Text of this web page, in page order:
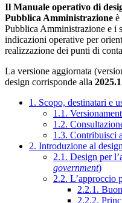
Il Manuale operativo di
Pubblica Amministrazione è
Pubblica Amministrazione e i
indicazioni operative per
realizzazione dei punti di
La versione aggiornata
design corrisponde alla 2025.1
1. Scopo, destinatari e
1.1.
1.2.
1.3. Contribuisci
2. Introduzione al
2.1. Design per
government)
2.2. L’approccio
2.2.1.
2.2.2.